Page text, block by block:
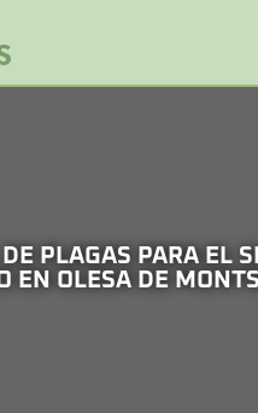
PLAGAS PARA EL
EN OLESA DE